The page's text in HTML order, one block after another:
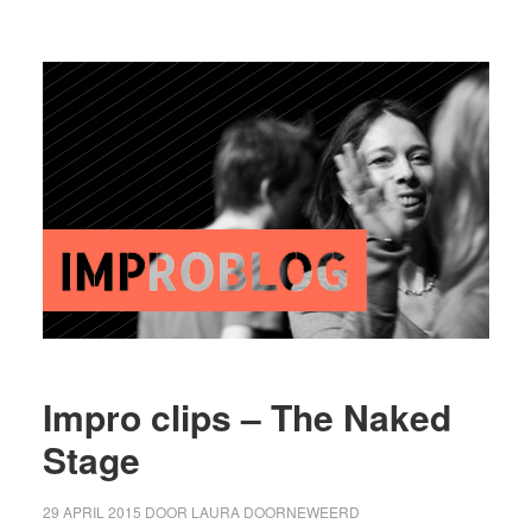
Impro clips – The Naked
Stage
29 APRIL 2015 DOOR LAURA DOORNEWEERD